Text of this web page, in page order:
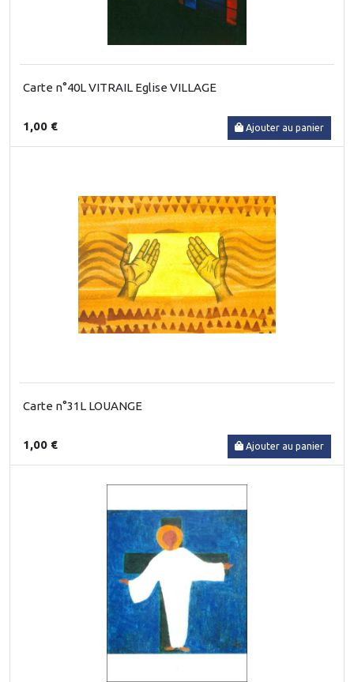
Carte n°40L VITRAIL Eglise VILLAGE
1,00 € Ajouter au panier
Carte n°31L LOUANGE
1,00 € Ajouter au panier